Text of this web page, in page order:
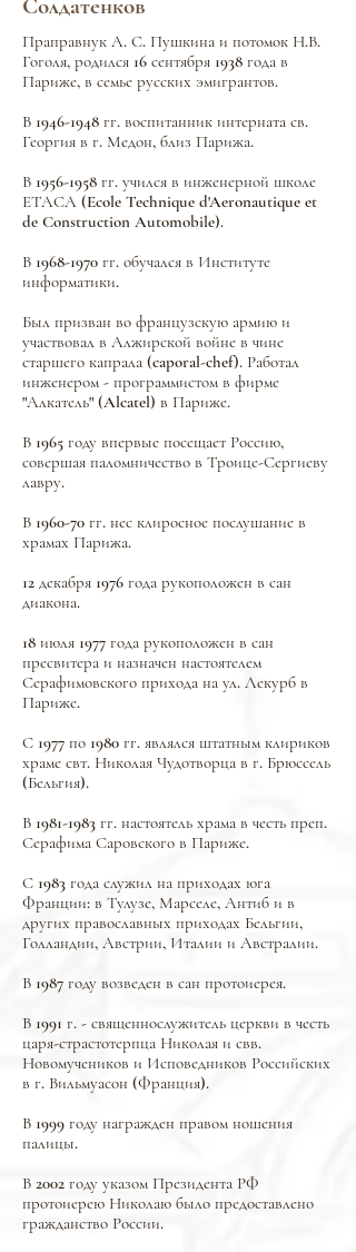
Солдатенков
Праправнук А. С. Пушкина и потомок Н.В.
Гоголя, родился 16 сентября 1938 года в
Париже, в семье русских эмигрантов.
В 1946-1948 гг. воспитанник интерната св.
Георгия в г. Медон, близ Парижа.
В 1956-1958 гг. учился в инженерной школе
ЕТАСА (Ecole Technique d'Aeronautique et
de Construction Automobile).
В 1968-1970 гг. обучался в Институте
информатики.
Был призван во французскую армию и
участвовал в Алжирской войне в чине
старшего капрала (caporal-chef). Работал
инженером - программистом в фирме
"Алкатель" (Alcatel) в Париже.
В 1965 году впервые посещает Россию,
совершая паломничество в Троице-Сергиеву
лавру.
В 1960-70 гг. нес клиросное послушание в
храмах Парижа.
12 декабря 1976 года рукоположен в сан
диакона.
18 июля 1977 года рукоположен в сан
пресвитера и назначен настоятелем
Серафимовского прихода на ул. Лекурб в
Париже.
С 1977 по 1980 гг. являлся штатным клириков
храме свт. Николая Чудотворца в г. Брюссель
(Бельгия).
В 1981-1983 гг. настоятель храма в честь преп.
Серафима Саровского в Париже.
С 1983 года служил на приходах юга
Франции: в Тулузе, Марселе, Антиб и в
других православных приходах Бельгии,
Голландии, Австрии, Италии и Австралии.
В 1987 году возведен в сан протоиерея.
В 1991 г. - священнослужитель церкви в честь
царя-страстотерпца Николая и свв.
Новомучеников и Исповедников Российских
в г. Вильмуасон (Франция).
В 1999 году награжден правом ношения
палицы.
В 2002 году указом Президента РФ
протоиерею Николаю было предоставлено
гражданство России.